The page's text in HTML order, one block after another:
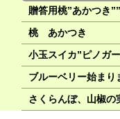
贈答用桃”あかつき
桃 あかつき
小玉スイカ”ピノガ
ブルーベリー始まり
さくらんぼ、山椒